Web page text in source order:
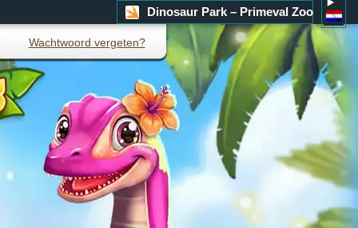
Dinosaur Park – Primeval Zoo
Wachtwoord vergeten?